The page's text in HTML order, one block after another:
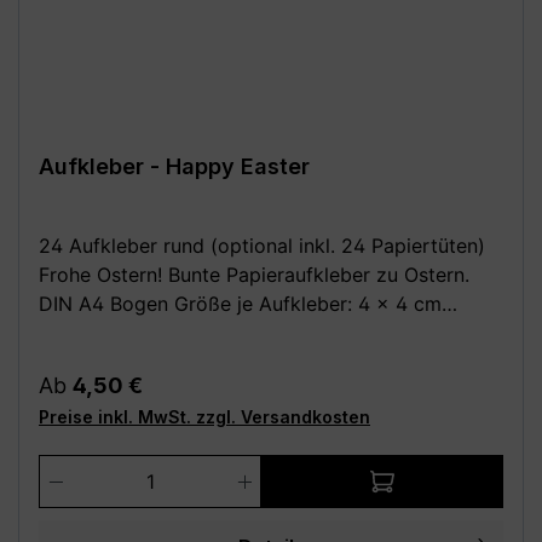
Aufkleber - Happy Easter
24 Aufkleber rund (optional inkl. 24 Papiertüten)
Frohe Ostern! Bunte Papieraufkleber zu Ostern.
DIN A4 Bogen Größe je Aufkleber: 4 x 4 cm
0,5 kg) aus Natron, außen leicht beschichtet Deine
Vorteile: - Kauf direkt vom Hersteller (Made in
Germany) - Einfach und schnell anzubringen
Achtung: Da alle unsere Bilder Fotomontagen sind,
wird das Motiv evtl. nicht in der richtigen Größe
angezeigt! Die Fotomontagen dienen
Regulärer Preis:
Ab 4,50 €
Preise inkl. MwSt. zzgl. Versandkosten
Produkt Anzahl: Gib den